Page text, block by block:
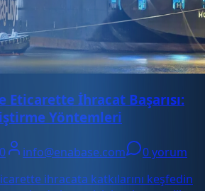
İhracat Başarısı:
Yöntemleri
info@enabase.com
0 yorum
ihracata katkılarını keşfedin